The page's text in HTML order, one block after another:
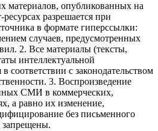
материалов, опубликованных на
разрешается при
в формате гиперссылки:
случаев, предусмотренных
2. Все материалы (тексты,
интеллектуальной
соответствии с законодательством
3. Воспроизведение
СМИ в коммерческих,
а равно их изменение,
без письменного
запрещены.